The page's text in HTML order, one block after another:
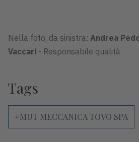
Nella foto, da sinistra: Andrea
Vaccari - Responsabile qualità
Tags
#MUT MECCANICA TOVO SPA